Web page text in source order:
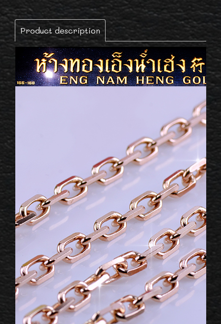
Product description